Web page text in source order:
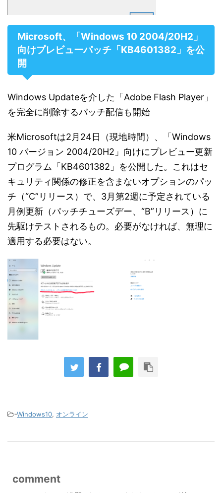
Microsoft、「Windows 10 2004/20H2」
向けプレビューパッチ「KB4601382」を公
開
Windows Updateを介した「Adobe Flash Player」
を完全に削除するパッチ配信も開始
米Microsoftは2月24日（現地時間）、「Windows
10 バージョン 2004/20H2」向けにプレビュー更新
プログラム「KB4601382」を公開した。これはセ
キュリティ関係の修正を含まないオプションのパッ
チ（“C”リリース）で、3月第2週に予定されている
月例更新（パッチチューズデー、“B”リリース）に
先駆けテストされるもの。必要がなければ、無理に
適用する必要はない。
-Windows10, オンライン
comment